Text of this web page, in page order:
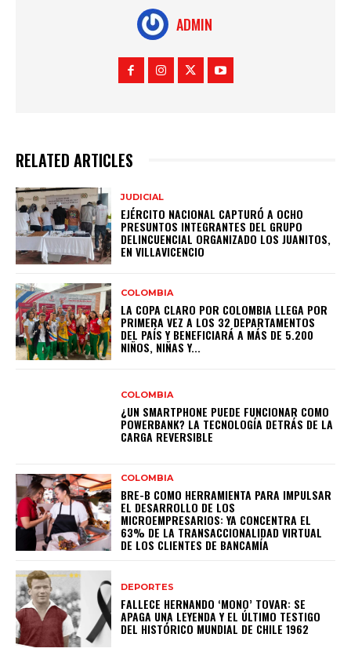
ADMIN
RELATED ARTICLES
JUDICIAL
EJÉRCITO NACIONAL CAPTURÓ A OCHO
PRESUNTOS INTEGRANTES DEL GRUPO
DELINCUENCIAL ORGANIZADO LOS JUANITOS,
EN VILLAVICENCIO
COLOMBIA
LA COPA CLARO POR COLOMBIA LLEGA POR
PRIMERA VEZ A LOS 32 DEPARTAMENTOS
DEL PAÍS Y BENEFICIARÁ A MÁS DE 5.200
NIÑOS, NIÑAS Y...
COLOMBIA
¿UN SMARTPHONE PUEDE FUNCIONAR COMO
POWERBANK? LA TECNOLOGÍA DETRÁS DE LA
CARGA REVERSIBLE
COLOMBIA
BRE-B COMO HERRAMIENTA PARA IMPULSAR
EL DESARROLLO DE LOS
MICROEMPRESARIOS: YA CONCENTRA EL
63% DE LA TRANSACCIONALIDAD VIRTUAL
DE LOS CLIENTES DE BANCAMÍA
DEPORTES
FALLECE HERNANDO ‘MONO’ TOVAR: SE
APAGA UNA LEYENDA Y EL ÚLTIMO TESTIGO
DEL HISTÓRICO MUNDIAL DE CHILE 1962